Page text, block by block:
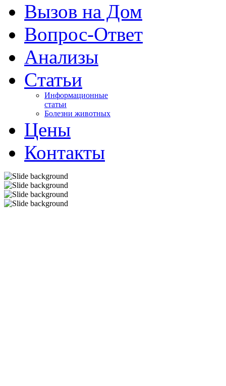
Вызов на Дом
Вопрос-Ответ
Анализы
Cтатьи
Информационные
статьи
Болезни животных
Цены
Контакты